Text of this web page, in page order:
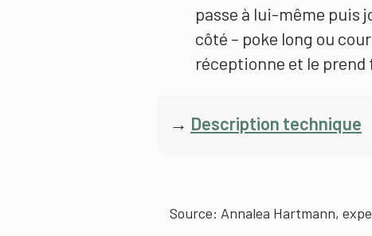
passe à lui-même puis
côté – poke long ou
réceptionne et le prend
→ Description technique
Source: Annalea Hartmann,